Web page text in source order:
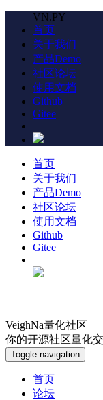
VN.PY
首页
关于我们
产品Demo
社区论坛
使用文档
Github
Gitee
首页
关于我们
产品Demo
社区论坛
使用文档
Github
Gitee
VeighNa量化社区
你的开源社区量化
Toggle navigation
首页
论坛